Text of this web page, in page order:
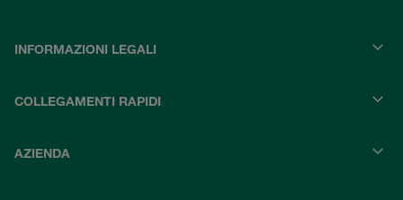
INFORMAZIONI LEGALI
COLLEGAMENTI RAPIDI
AZIENDA